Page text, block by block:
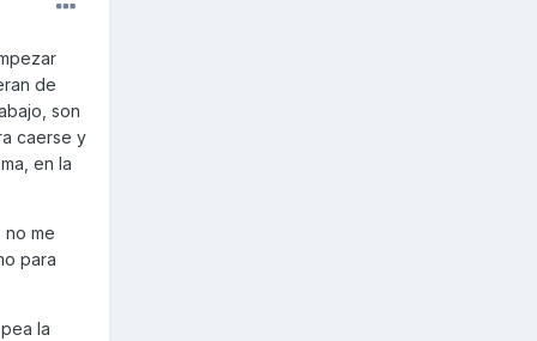
de
son
caerse y
en la
me
para
la